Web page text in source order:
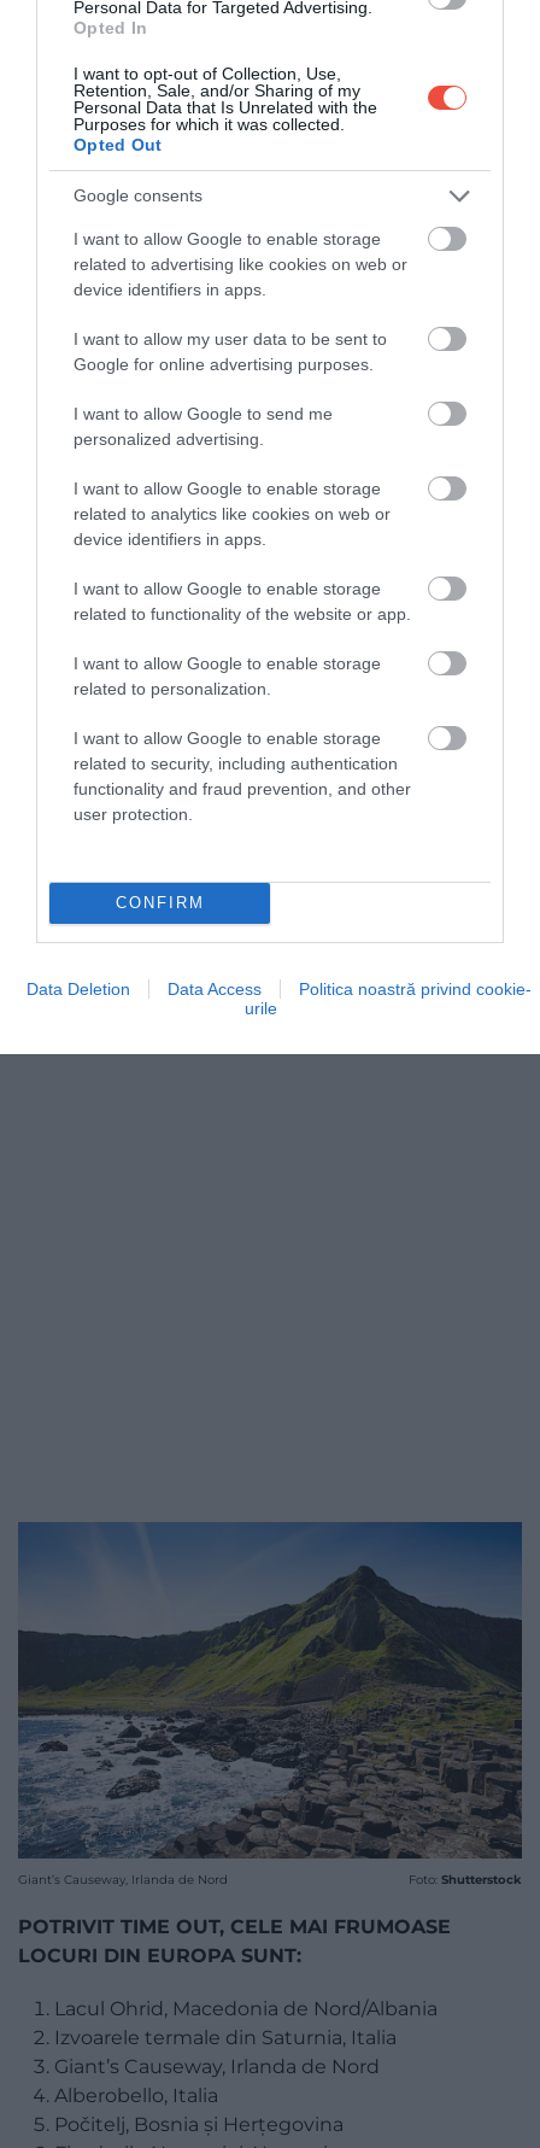
Personal Data for Targeted Advertising.
Opted In
I want to opt-out of Collection, Use,
Retention, Sale, and/or Sharing of my
Personal Data that Is Unrelated with the
Purposes for which it was collected.
Opted Out
Google consents
I want to allow Google to enable storage
related to advertising like cookies on web or
device identifiers in apps.
I want to allow my user data to be sent to
Google for online advertising purposes.
I want to allow Google to send me
personalized advertising.
I want to allow Google to enable storage
related to analytics like cookies on web or
device identifiers in apps.
I want to allow Google to enable storage
related to functionality of the website or app.
I want to allow Google to enable storage
related to personalization.
I want to allow Google to enable storage
related to security, including authentication
functionality and fraud prevention, and other
user protection.
CONFIRM
Data Deletion Data Access
Politica noastră privind cookie-
urile
Izvoarele termale din Saturnia, Italia
termale din Saturnia, în Italia, care oferă băi plăcute
atât iarna, cât și vara. Bazinele naturale de calcar
sunt umplute tot anul cu apă termală sulfuroasă,
iar peisajul toscan din jur completează decorul.
mai cunoscute atracții din Irlanda de Nord, Giant’s
Causeway, cunoscută și drept Drumul Uriașilor.
Numele său vine din legenda potrivit căreia
coloanele de bazalt ar fi fost ridicate de uriași.
Giant’s Causeway, Irlanda de Nord Foto: Shutterstock
POTRIVIT TIME OUT, CELE MAI FRUMOASE
LOCURI DIN EUROPA SUNT:
Lacul Ohrid, Macedonia de Nord/Albania
Izvoarele termale din Saturnia, Italia
Giant’s Causeway, Irlanda de Nord
Alberobello, Italia
Počitelj, Bosnia și Herțegovina